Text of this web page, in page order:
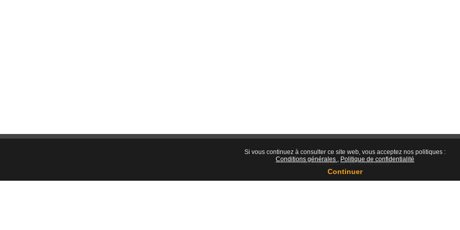
Si vous continuez à consulter ce site web, vous acceptez nos politiques :
Conditions générales
Politique de confidentialité
Continuer
Non connecté. (Connexion)